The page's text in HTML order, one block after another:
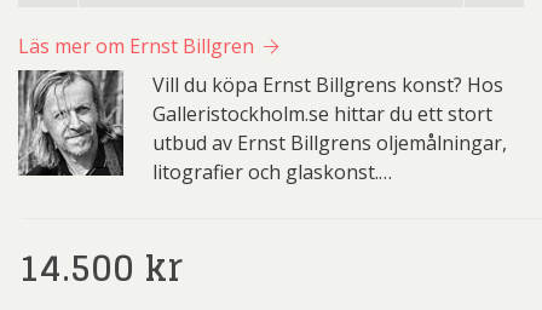
Läs mer om Ernst Billgren
Vill du köpa Ernst Billgrens konst? Hos
Galleristockholm.se hittar du ett stort
utbud av Ernst Billgrens oljemålningar,
litografier och glaskonst.…
14.500 kr